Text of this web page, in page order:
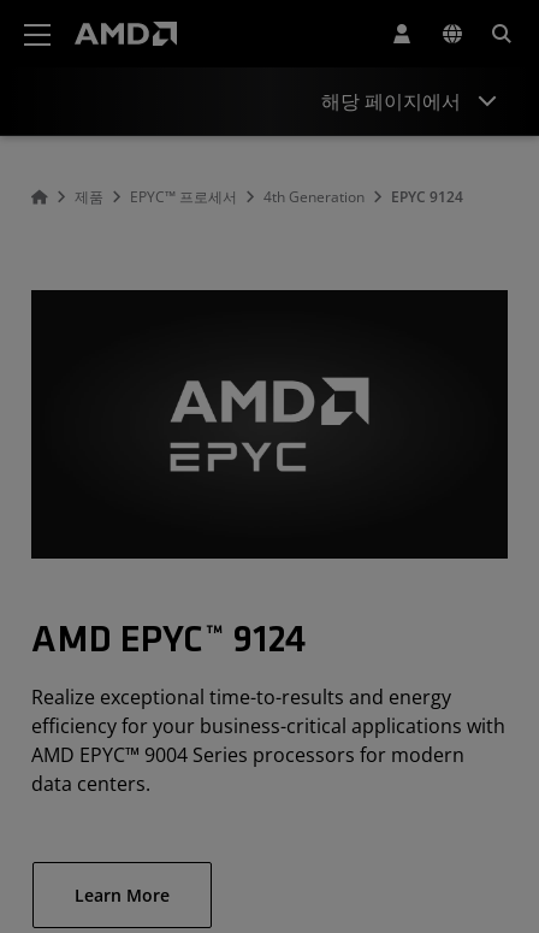
해당 페이지에서
제품 EPYC™ 프로세서 4th Generation EPYC 9124
AMD EPYC™ 9124
Realize exceptional time-to-results and energy
efficiency for your business-critical applications with
AMD EPYC™ 9004 Series processors for modern
data centers.
Learn More